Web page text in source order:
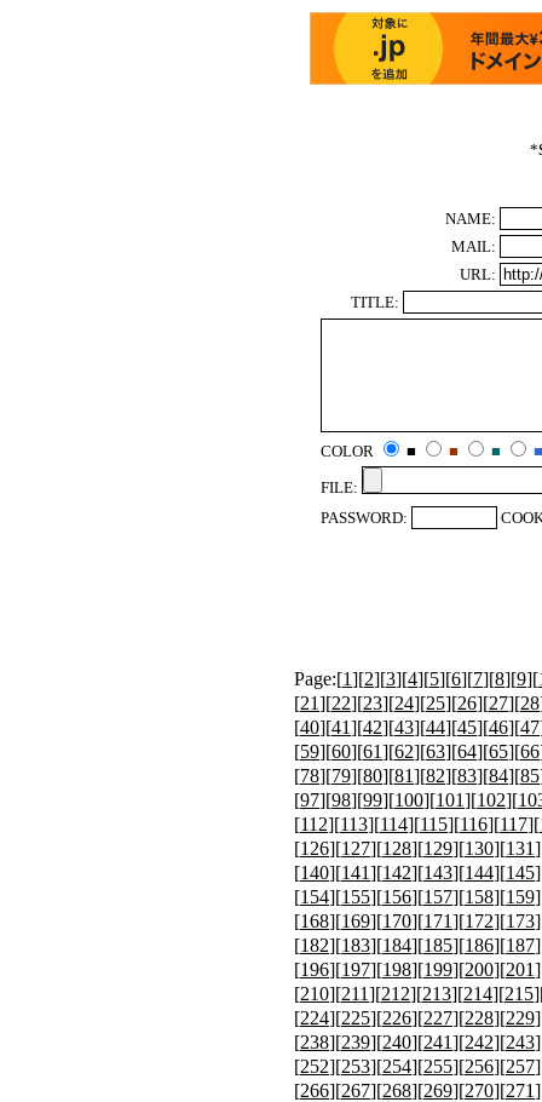
*
NAME:
MAIL:
URL:
TITLE:
COLOR ■ ■ ■
■
FILE:
PASSWORD:
Page:[1][2][3][4][5][6][7][8][9][
[21][22][23][24][25][26][27][28
[40][41][42][43][44][45][46][47
[59][60][61][62][63][64][65][66
[78][79][80][81][82][83][84][85
[97][98][99][100][101][102][
[112][113][114][115][116][117][
[126][127][128][129][130][131
[140][141][142][143][144][145
[154][155][156][157][158][159
[168][169][170][171][172][173
[182][183][184][185][186][187
[196][197][198][199][200][201
[210][211][212][213][214][215
[224][225][226][227][228][229
[238][239][240][241][242][243
[252][253][254][255][256][257
[266][267][268][269][270][271